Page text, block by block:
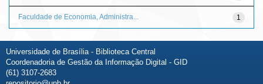
1
Faculdade de Economia, Administra...
Universidade de Brasília - Biblioteca Central
Coordenadoria de Gestão da Informação Digital - GID
(61) 3107-2683